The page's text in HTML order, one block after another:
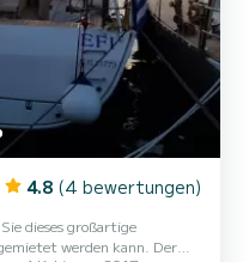
4.8 (4 bewertungen)
werden kann. Der